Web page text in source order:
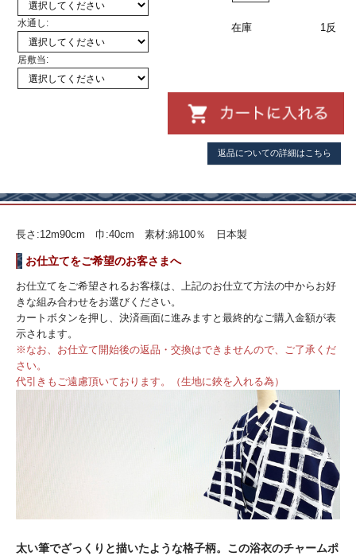
水通し:
居敷当:
在庫 1反
返品についての詳細はこちら
長さ:12m90cm 巾:40cm 素材:綿100％ 日本製
お仕立てをご希望のお客さまへ
お仕立てをご希望されるお客様は、上記のお仕立て方法の中からお好
きな組み合わせをお選びください。
カートボタンを押し、決済画面に進みますと最終的なご購入金額が表
示されます。
※なお、お仕立て開始後の返品・交換はできませんので、ご了承くだ
さい。
代引きもご遠慮頂いております。（生地に鋏を入れる為）
太い筆でざっくりと描いたような格子柄。この浴衣のチャームポ